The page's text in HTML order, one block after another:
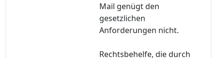
Mail genügt den
gesetzlichen
Anforderungen nicht.
Rechtsbehelfe, die durch